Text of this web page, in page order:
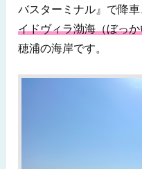
バスターミナル』で降
イドヴィラ渤海（ぼっ
穂浦の海岸です。